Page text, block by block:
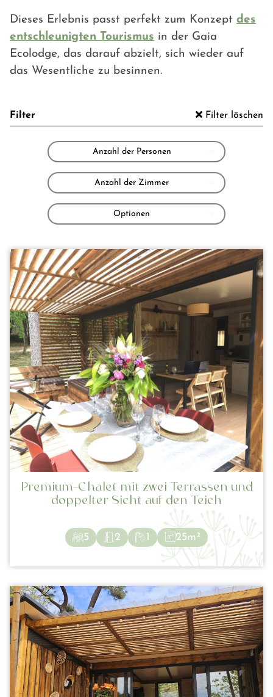
Dieses Erlebnis passt perfekt zum Konzept des
entschleunigten Tourismus in der Gaia
Ecolodge, das darauf abzielt, sich wieder auf
das Wesentliche zu besinnen.
Filter Filter löschen
Anzahl der Personen
Anzahl der Zimmer
Optionen
Premium-Chalet mit zwei Terrassen und
doppelter Sicht auf den Teich
5 2 1 25m²